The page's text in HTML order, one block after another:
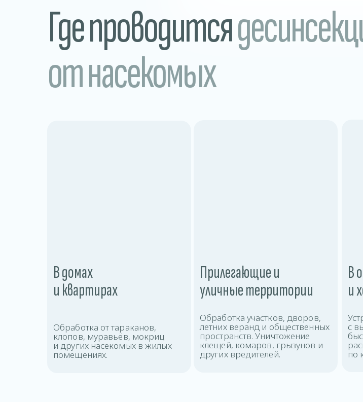
Где проводится
от насекомых
В
и
с
по
Прилегающие и
уличные территории
Обработка участков, дворов,
летних веранд и общественных
пространств. Уничтожение
клещей, комаров, грызунов и
других вредителей.
В домах
и квартирах
Обработка от тараканов,
клопов, муравьёв, мокриц
и других насекомых в жилых
помещениях.